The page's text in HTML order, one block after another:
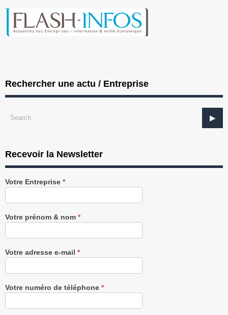
Rechercher une actu / Entreprise
Recevoir la Newsletter
Recevez
notre
gratuitement
Votre Entreprise *
Votre prénom & nom *
Votre adresse e-mail *
Votre numéro de téléphone *